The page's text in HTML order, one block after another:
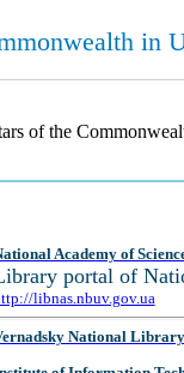
of the
Academy of
portal of
libnas.nbuv.gov.ua
National